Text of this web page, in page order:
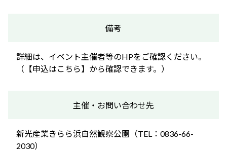
備考
詳細は、イベント主催者等のHPをご確認ください。
（【申込はこちら】から確認できます。）
主催・お問い合わせ先
新光産業きらら浜自然観察公園（TEL：0836-66-
2030）